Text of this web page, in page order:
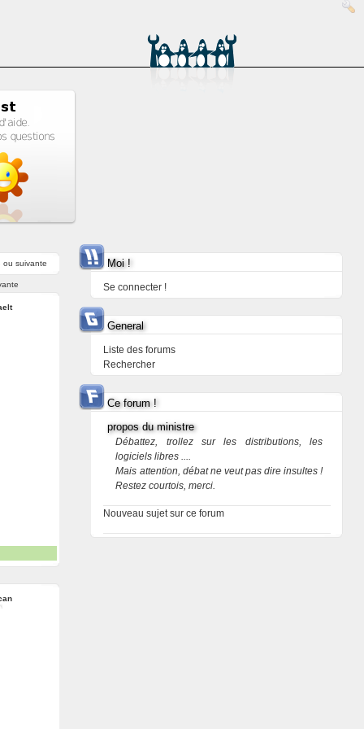
ou suivante Moi !
Se connecter !
General
Liste des forums
Rechercher
Ce forum !
propos du ministre
Débattez, trollez sur les distributions, les
logiciels libres ....
Mais attention, débat ne veut pas dire insultes !
Restez courtois, merci.
Nouveau sujet sur ce forum